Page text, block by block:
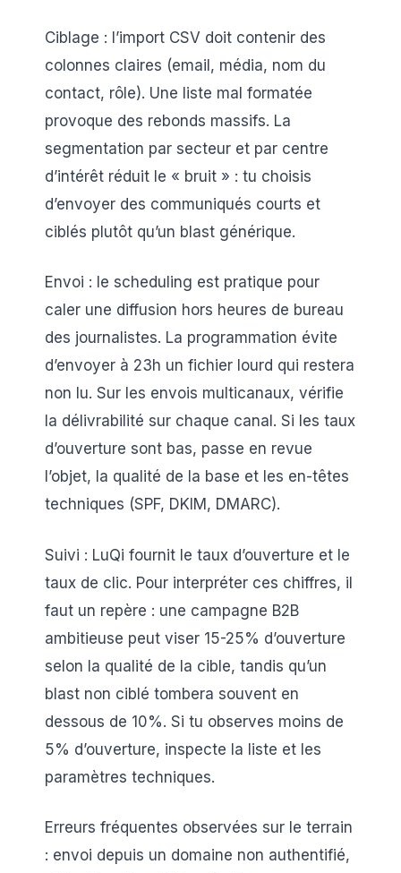
Ciblage : l’import CSV doit contenir des
colonnes claires (email, média, nom du
contact, rôle). Une liste mal formatée
provoque des rebonds massifs. La
segmentation par secteur et par centre
d’intérêt réduit le « bruit » : tu choisis
d’envoyer des communiqués courts et
ciblés plutôt qu’un blast générique.
Envoi : le scheduling est pratique pour
caler une diffusion hors heures de bureau
des journalistes. La programmation évite
d’envoyer à 23h un fichier lourd qui restera
non lu. Sur les envois multicanaux, vérifie
la délivrabilité sur chaque canal. Si les taux
d’ouverture sont bas, passe en revue
l’objet, la qualité de la base et les en-têtes
techniques (SPF, DKIM, DMARC).
Suivi : LuQi fournit le taux d’ouverture et le
taux de clic. Pour interpréter ces chiffres, il
faut un repère : une campagne B2B
ambitieuse peut viser 15-25% d’ouverture
selon la qualité de la cible, tandis qu’un
blast non ciblé tombera souvent en
dessous de 10%. Si tu observes moins de
5% d’ouverture, inspecte la liste et les
paramètres techniques.
Erreurs fréquentes observées sur le terrain
: envoi depuis un domaine non authentifié,